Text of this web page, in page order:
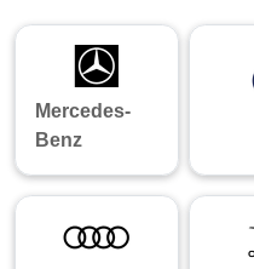
Mercedes-
Benz